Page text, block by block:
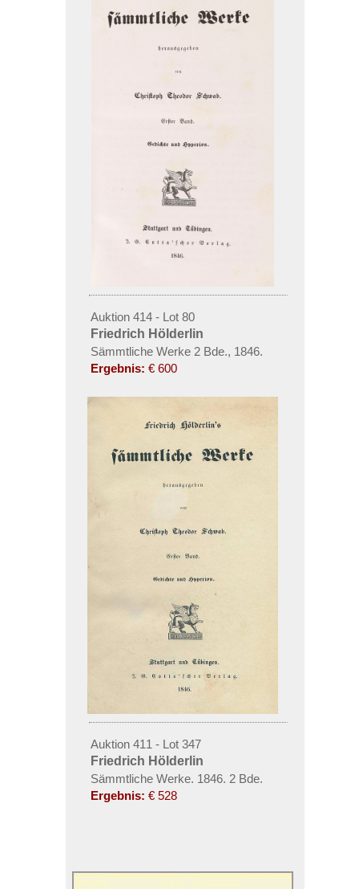
Auktion 414 - Lot 80
Friedrich Hölderlin
Sämmtliche Werke 2 Bde., 1846.
Ergebnis: € 600
Auktion 411 - Lot 347
Friedrich Hölderlin
Sämmtliche Werke. 1846. 2 Bde.
Ergebnis: € 528